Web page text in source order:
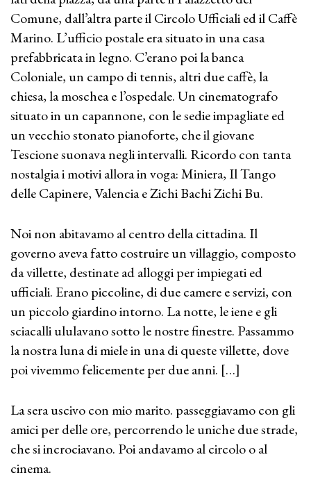
Comune, dall’altra parte il Circolo Ufficiali ed il Caffè
Marino. L’ufficio postale era situato in una casa
prefabbricata in legno. C’erano poi la banca
Coloniale, un campo di tennis, altri due caffè, la
chiesa, la moschea e l’ospedale. Un cinematografo
situato in un capannone, con le sedie impagliate ed
un vecchio stonato pianoforte, che il giovane
Tescione suonava negli intervalli. Ricordo con tanta
nostalgia i motivi allora in voga: Miniera, Il Tango
delle Capinere, Valencia e Zichi Bachi Zichi Bu.
Noi non abitavamo al centro della cittadina. Il
governo aveva fatto costruire un villaggio, composto
da villette, destinate ad alloggi per impiegati ed
ufficiali. Erano piccoline, di due camere e servizi, con
un piccolo giardino intorno. La notte, le iene e gli
sciacalli ululavano sotto le nostre finestre. Passammo
la nostra luna di miele in una di queste villette, dove
poi vivemmo felicemente per due anni. […]
La sera uscivo con mio marito. passeggiavamo con gli
amici per delle ore, percorrendo le uniche due strade,
che si incrociavano. Poi andavamo al circolo o al
cinema.